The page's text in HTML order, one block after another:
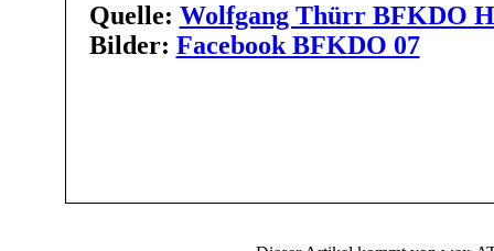
Quelle: Wolfgang Thürr BFKDO
Bilder: Facebook BFKDO 07